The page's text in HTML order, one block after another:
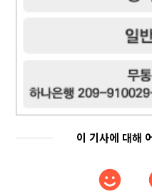
이 기사에 대해